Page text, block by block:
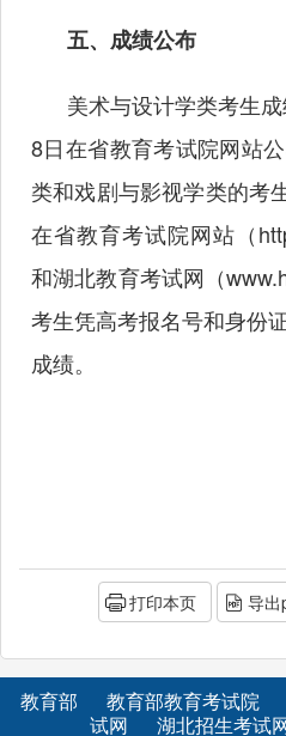
五、成绩公布
美术与设计学类考生成
8日在省教育考试院网站
类和戏剧与影视学类的考
在省教育考试院网站（
和湖北教育考试网（
考生凭高考报名号和身份
成绩。
打印本页 导出
教育部 教育部教育考试院
试网
湖北招生考试